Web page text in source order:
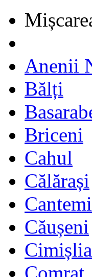
Anenii
Bălți
Briceni
Cahul
Călărași
Căușeni
Cimișlia